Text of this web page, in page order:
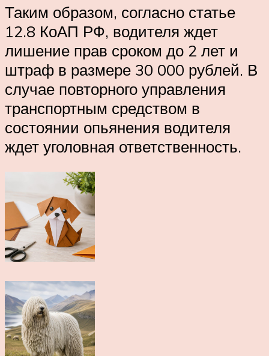
Таким образом, согласно статье
12.8 КоАП РФ, водителя ждет
лишение прав сроком до 2 лет и
штраф в размере 30 000 рублей. В
случае повторного управления
транспортным средством в
состоянии опьянения водителя
ждет уголовная ответственность.